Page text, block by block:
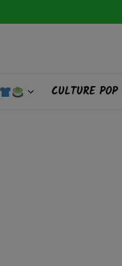
CULTURE POP